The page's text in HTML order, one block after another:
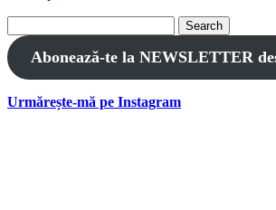
for:
Abonează-te la NEWSLETTER
Urmărește-mă pe Instagram